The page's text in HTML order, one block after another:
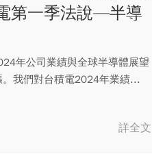
第一季法說—半導
年公司業績與全球半導體展望
我們對台積電2024年業績...
詳全文